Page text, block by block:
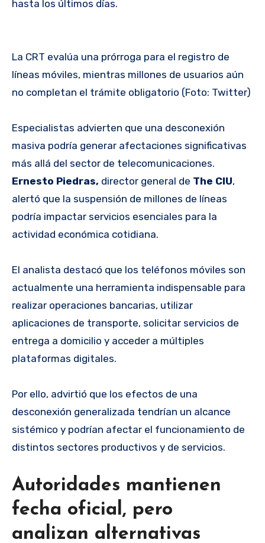
hasta los últimos días.
La CRT evalúa una prórroga para el registro de
líneas móviles, mientras millones de usuarios aún
no completan el trámite obligatorio (Foto: Twitter)
Especialistas advierten que una desconexión
masiva podría generar afectaciones significativas
más allá del sector de telecomunicaciones.
Ernesto Piedras, director general de The CIU,
alertó que la suspensión de millones de líneas
podría impactar servicios esenciales para la
actividad económica cotidiana.
El analista destacó que los teléfonos móviles son
actualmente una herramienta indispensable para
realizar operaciones bancarias, utilizar
aplicaciones de transporte, solicitar servicios de
entrega a domicilio y acceder a múltiples
plataformas digitales.
Por ello, advirtió que los efectos de una
desconexión generalizada tendrían un alcance
sistémico y podrían afectar el funcionamiento de
distintos sectores productivos y de servicios.
Autoridades mantienen
fecha oficial, pero
analizan alternativas